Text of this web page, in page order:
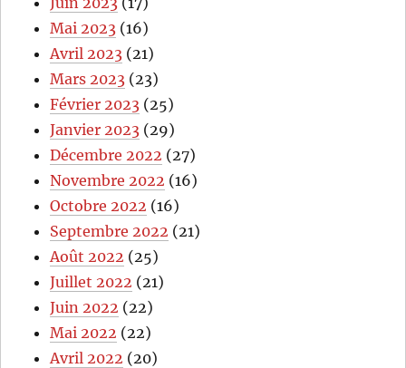
Mai 2023 (16)
Avril 2023 (21)
Mars 2023 (23)
Février 2023 (25)
Janvier 2023 (29)
Décembre 2022 (27)
Novembre 2022 (16)
Octobre 2022 (16)
Septembre 2022 (21)
Août 2022 (25)
Juillet 2022 (21)
Juin 2022 (22)
Mai 2022 (22)
Avril 2022 (20)